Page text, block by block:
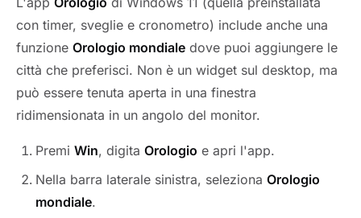
con timer, sveglie e cronometro) include anche una
funzione Orologio mondiale dove puoi aggiungere le
città che preferisci. Non è un widget sul desktop, ma
può essere tenuta aperta in una finestra
ridimensionata in un angolo del monitor.
Premi Win, digita Orologio e apri l'app.
Nella barra laterale sinistra, seleziona Orologio
mondiale.